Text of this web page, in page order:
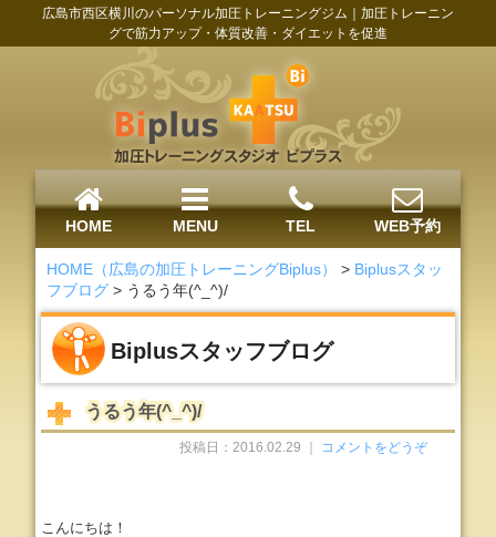
広島市西区横川のパーソナル加圧トレーニングジム｜加圧トレーニン
グで筋力アップ・体質改善・ダイエットを促進
HOME MENU TEL WEB予約
HOME（広島の加圧トレーニングBiplus） > Biplusスタッ
フブログ > うるう年(^_^)/
Biplusスタッフブログ
うるう年(^_^)/
投稿日：2016.02.29 ｜ コメントをどうぞ
こんにちは！